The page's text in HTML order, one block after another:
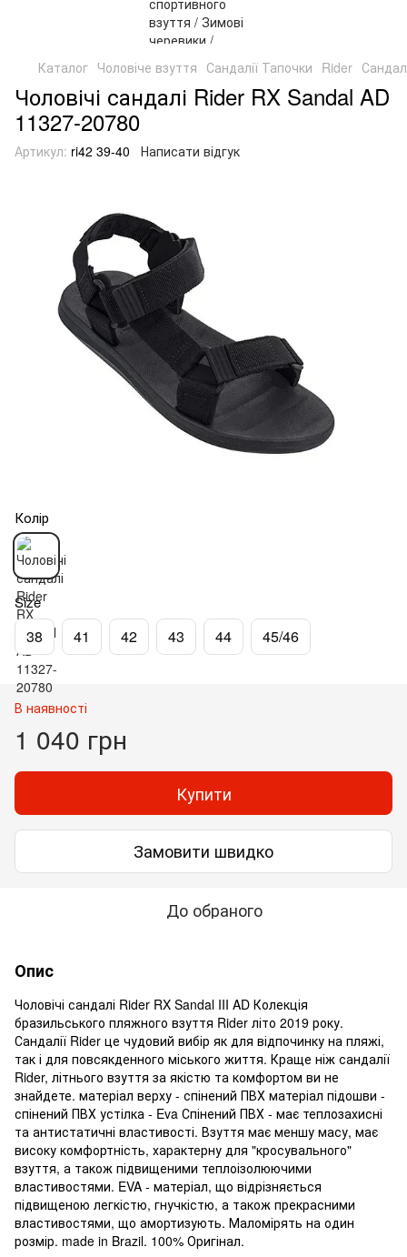
Каталог Чоловіче взуття Сандалії Тапочки Rider
Чоловічі сандалі Rider RX Sandal AD
11327-20780
Артикул: ri42 39-40 Написати відгук
Колір
Size
38 41 42 43 44 45/46
В наявності
1 040 грн
Купити
Замовити швидко
До обраного
Опис
Чоловічі сандалі Rider RX Sandal III AD Колекція
бразильського пляжного взуття Rider літо 2019 року.
Сандалії Rider це чудовий вибір як для відпочинку на пляжі,
так і для повсякденного міського життя. Краще ніж сандалії
Rider, літнього взуття за якістю та комфортом ви не
знайдете. матеріал верху - спінений ПВХ матеріал підошви -
спінений ПВХ устілка - Eva Спінений ПВХ - має теплозахисні
та антистатичні властивості. Взуття має меншу масу, має
високу комфортність, характерну для "кросувального"
взуття, а також підвищеними теплоізолюючими
властивостями. EVA - матеріал, що відрізняється
підвищеною легкістю, гнучкістю, а також прекрасними
властивостями, що амортизують. Маломірять на один
розмір. made in Brazil. 100% Оригінал.